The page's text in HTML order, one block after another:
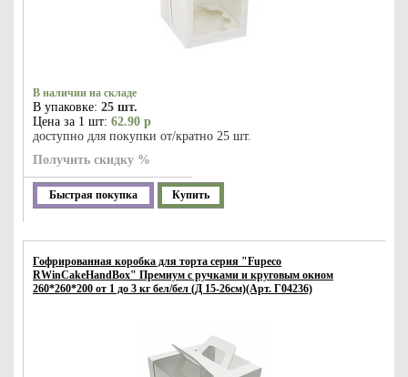
В наличии на складе
В упаковке: 25 шт.
Цена за 1 шт: 62.90 р
доступно для покупки от/кратно 25 шт.
Получить скидку %
Быстрая покупка Купить
Гофрированная коробка для торта серия "Fupeco
RWinCakeHandBox" Премиум c ручками и круговым окном
260*260*200 от 1 до 3 кг бел/бел (Д 15-26см)(Арт. Г04236)